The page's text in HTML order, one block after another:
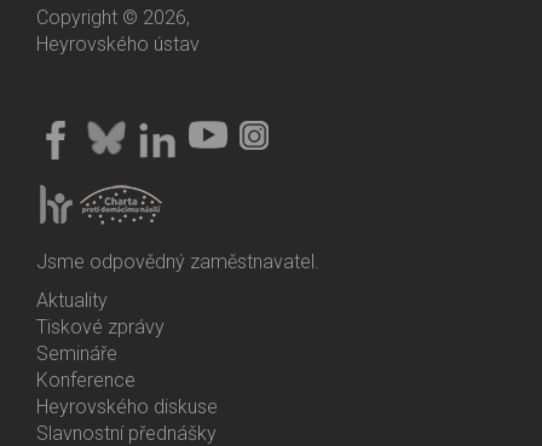
Copyright © 2026,
Heyrovského ústav
Jsme odpovědný zaměstnavatel.
Bottom
Menu
Activities
Aktuality
Tiskové zprávy
Semináře
Konference
Heyrovského diskuse
Slavnostní přednášky